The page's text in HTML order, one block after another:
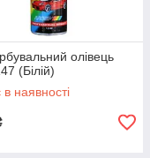
олівець
(Білій)
наявності